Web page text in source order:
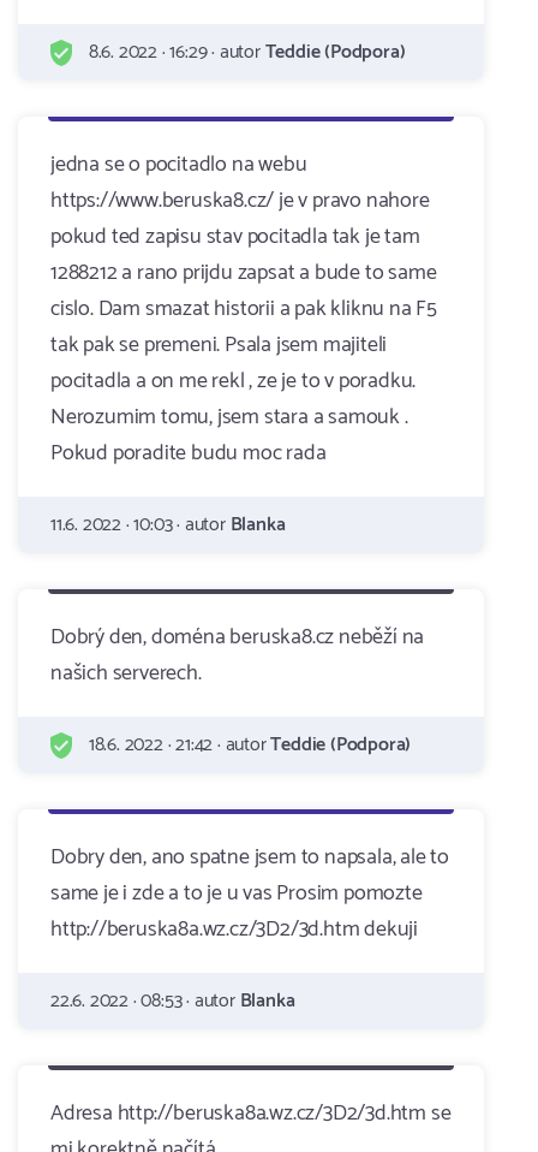
8.6. 2022 · 16:29 · autorTeddie (Podpora)
jedna se o pocitadlo na webu
https://www.beruska8.cz/ je v pravo nahore
pokud ted zapisu stav pocitadla tak je tam
1288212 a rano prijdu zapsat a bude to same
cislo. Dam smazat historii a pak kliknu na F5
tak pak se premeni. Psala jsem majiteli
pocitadla a on me rekl , ze je to v poradku.
Nerozumim tomu, jsem stara a samouk .
Pokud poradite budu moc rada
11.6. 2022 · 10:03 · autorBlanka
Dobrý den, doména beruska8.cz neběží na
našich serverech.
18.6. 2022 · 21:42 · autorTeddie (Podpora)
Dobry den, ano spatne jsem to napsala, ale to
same je i zde a to je u vas Prosim pomozte
http://beruska8a.wz.cz/3D2/3d.htm dekuji
22.6. 2022 · 08:53 · autorBlanka
Adresa http://beruska8a.wz.cz/3D2/3d.htm se